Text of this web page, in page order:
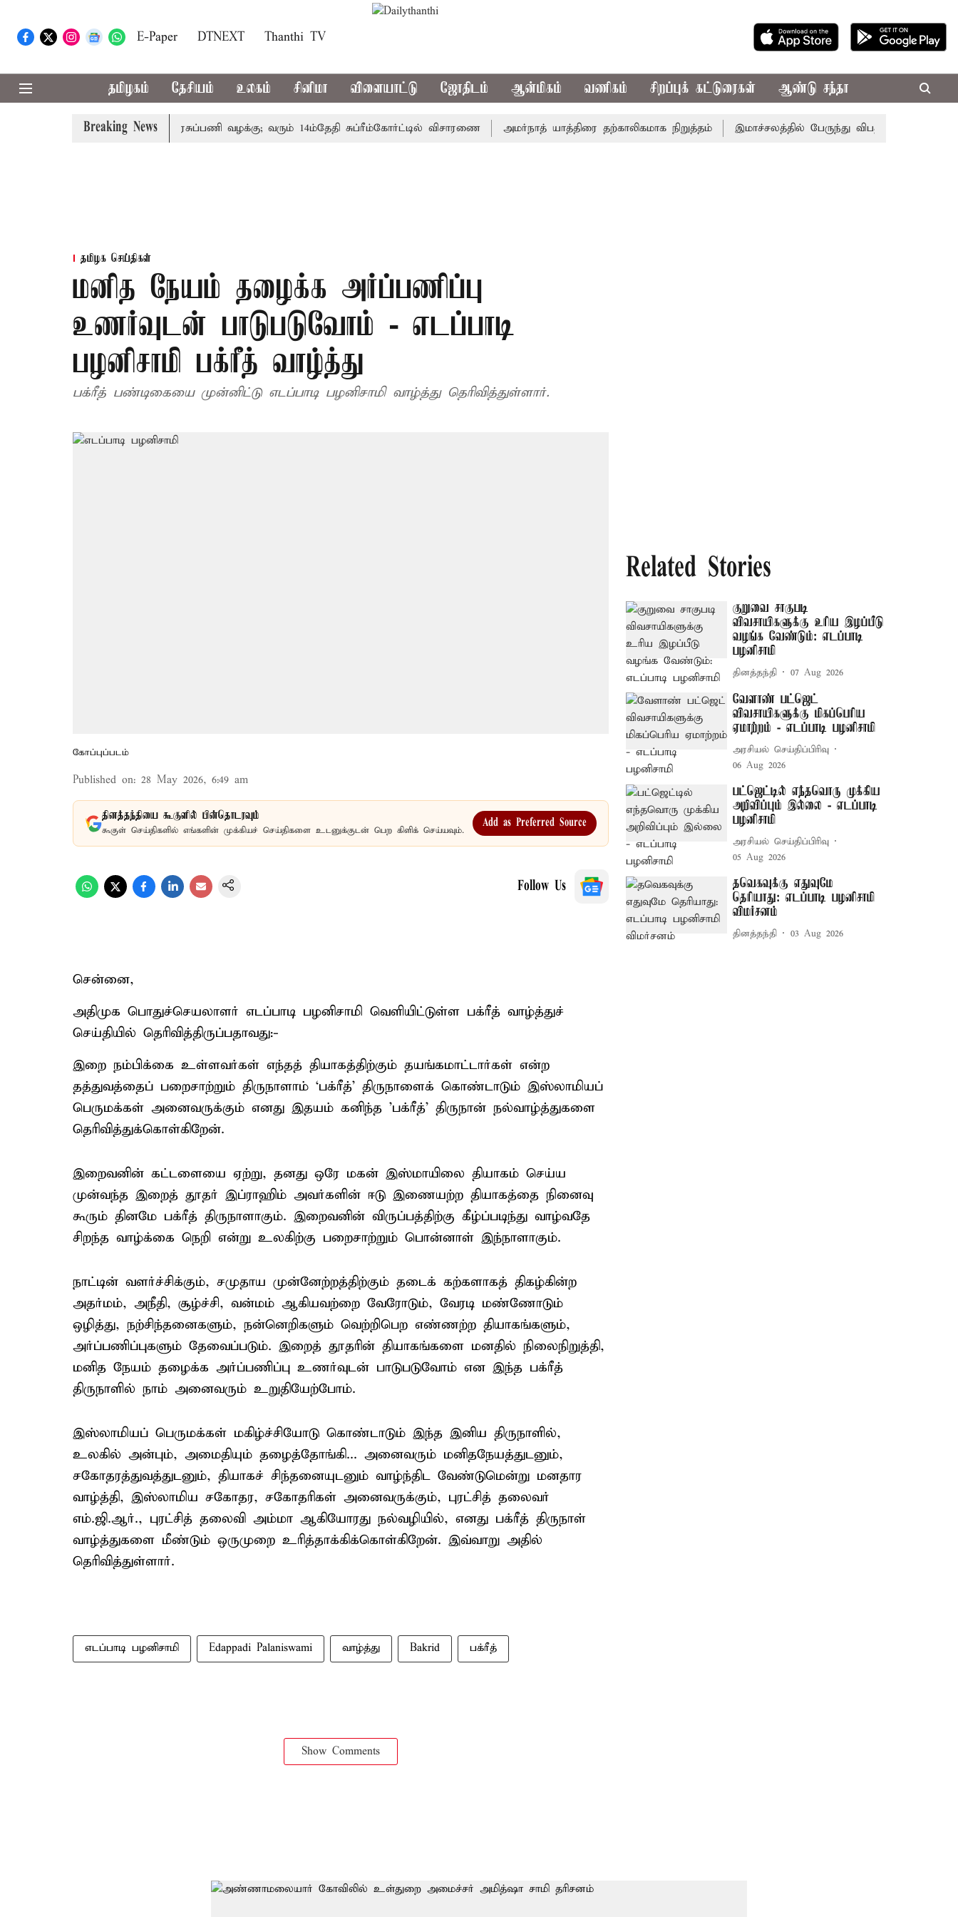
E-Paper DTNEXT Thanthi TV
தமிழகம் தேசியம் உலகம் சினிமா விளையாட்டு ஜோதிடம் ஆன்மிகம் வணிகம் சிறப்புக் கட்டுரைகள் ஆண்டு சந்தா
Breaking News
குடும்பத்தினருக்கு அரசுப்பணி வழக்கு; வரும் 14ம்தேதி சுப்ரீம்கோர்ட்டில் விசாரணை அமர்நாத் யாத்திரை தற்காலிகமாக நிறுத்தம் இமாச்சலத்தில் பேருந்து விபத்து; 7 பேர் பலி -
தமிழக செய்திகள்
மனித நேயம் தழைக்க அர்ப்பணிப்பு
உணர்வுடன் பாடுபடுவோம் - எடப்பாடி
பழனிசாமி பக்ரீத் வாழ்த்து
பக்ரீத் பண்டிகையை முன்னிட்டு எடப்பாடி பழனிசாமி வாழ்த்து தெரிவித்துள்ளார்.
கோப்புப்படம்
Published on: 28 May 2026, 6:49 am
தினத்தந்தியை கூகுளில் பின்தொடரவும்
கூகுள் செய்திகளில் எங்களின் முக்கியச் செய்திகளை உடனுக்குடன் பெற கிளிக் செய்யவும்.
Add as Preferred Source
Follow Us
சென்னை,
அதிமுக பொதுச்செயலாளர் எடப்பாடி பழனிசாமி வெளியிட்டுள்ள பக்ரீத் வாழ்த்துச்
செய்தியில் தெரிவித்திருப்பதாவது:-
இறை நம்பிக்கை உள்ளவர்கள் எந்தத் தியாகத்திற்கும் தயங்கமாட்டார்கள் என்ற
தத்துவத்தைப் பறைசாற்றும் திருநாளாம் ‘பக்ரீத்' திருநாளைக் கொண்டாடும் இஸ்லாமியப்
பெருமக்கள் அனைவருக்கும் எனது இதயம் கனிந்த 'பக்ரீத்' திருநான் நல்வாழ்த்துகளை
தெரிவித்துக்கொள்கிறேன்.
இறைவனின் கட்டளையை ஏற்று, தனது ஒரே மகன் இஸ்மாயிலை தியாகம் செய்ய
முன்வந்த இறைத் தூதர் இப்ராஹிம் அவர்களின் ஈடு இணையற்ற தியாகத்தை நினைவு
கூரும் தினமே பக்ரீத் திருநாளாகும். இறைவனின் விருப்பத்திற்கு கீழ்ப்படிந்து வாழ்வதே
சிறந்த வாழ்க்கை நெறி என்று உலகிற்கு பறைசாற்றும் பொன்னாள் இந்நாளாகும்.
நாட்டின் வளர்ச்சிக்கும், சமுதாய முன்னேற்றத்திற்கும் தடைக் கற்களாகத் திகழ்கின்ற
அதர்மம், அநீதி, சூழ்ச்சி, வன்மம் ஆகியவற்றை வேரோடும், வேரடி மண்ணோடும்
ஒழித்து, நற்சிந்தனைகளும், நன்னெறிகளும் வெற்றிபெற எண்ணற்ற தியாகங்களும்,
அர்ப்பணிப்புகளும் தேவைப்படும். இறைத் தூதரின் தியாகங்களை மனதில் நிலைநிறுத்தி,
மனித நேயம் தழைக்க அர்ப்பணிப்பு உணர்வுடன் பாடுபடுவோம் என இந்த பக்ரீத்
திருநாளில் நாம் அனைவரும் உறுதியேற்போம்.
இஸ்லாமியப் பெருமக்கள் மகிழ்ச்சியோடு கொண்டாடும் இந்த இனிய திருநாளில்,
உலகில் அன்பும், அமைதியும் தழைத்தோங்கி... அனைவரும் மனிதநேயத்துடனும்,
சகோதரத்துவத்துடனும், தியாகச் சிந்தனையுடனும் வாழ்ந்திட வேண்டுமென்று மனதார
வாழ்த்தி, இஸ்லாமிய சகோதர, சகோதரிகள் அனைவருக்கும், புரட்சித் தலைவர்
எம்.ஜி.ஆர்., புரட்சித் தலைவி அம்மா ஆகியோரது நல்வழியில், எனது பக்ரீத் திருநாள்
வாழ்த்துகளை மீண்டும் ஒருமுறை உரித்தாக்கிக்கொள்கிறேன். இவ்வாறு அதில்
தெரிவித்துள்ளார்.
எடப்பாடி பழனிசாமி Edappadi Palaniswami வாழ்த்து Bakrid பக்ரீத்
Show Comments
Related Stories
குறுவை சாகுபடி
விவசாயிகளுக்கு உரிய இழப்பீடு
வழங்க வேண்டும்: எடப்பாடி
பழனிசாமி
தினத்தந்தி 07 Aug 2026
வேளாண் பட்ஜெட்
விவசாயிகளுக்கு மிகப்பெரிய
ஏமாற்றம் - எடப்பாடி பழனிசாமி
அரசியல் செய்திப்பிரிவு
06 Aug 2026
பட்ஜெட்டில் எந்தவொரு முக்கிய
அறிவிப்பும் இல்லை - எடப்பாடி
பழனிசாமி
அரசியல் செய்திப்பிரிவு
05 Aug 2026
தவெகவுக்கு எதுவுமே
தெரியாது: எடப்பாடி பழனிசாமி
விமர்சனம்
தினத்தந்தி 03 Aug 2026